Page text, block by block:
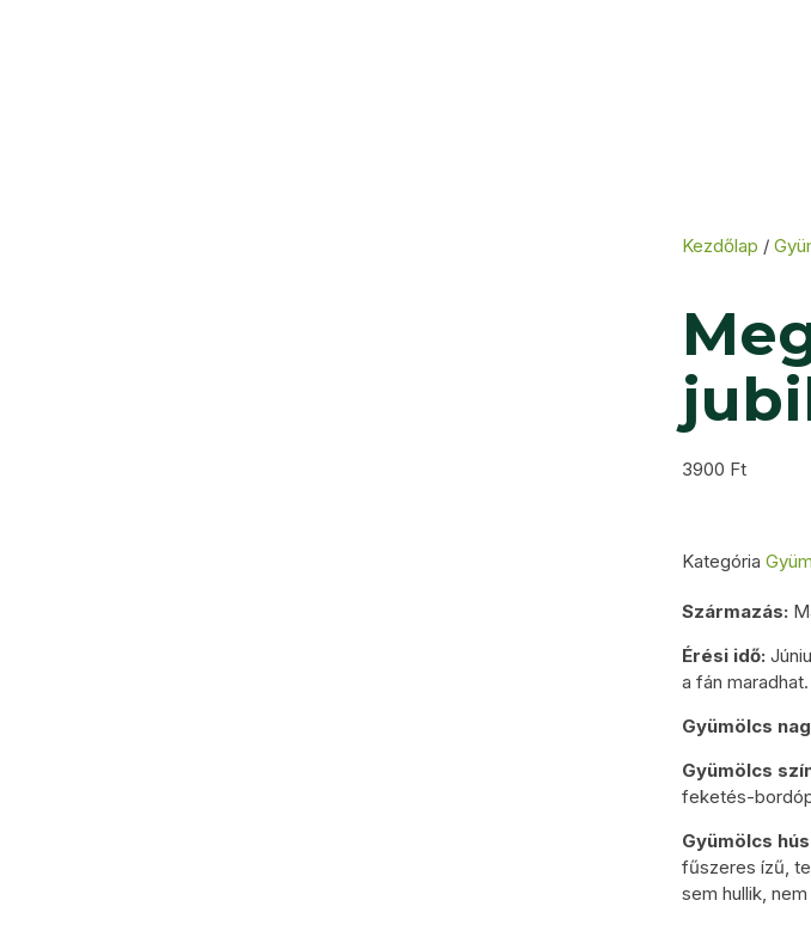
Kezdőlap /
3900 Ft
Kategória
Származás:
Érési idő:
a fán maradhat.
Gyümölcs
Gyümölcs
feketés-
Gyümölcs
fűszeres ízű,
sem hullik, nem